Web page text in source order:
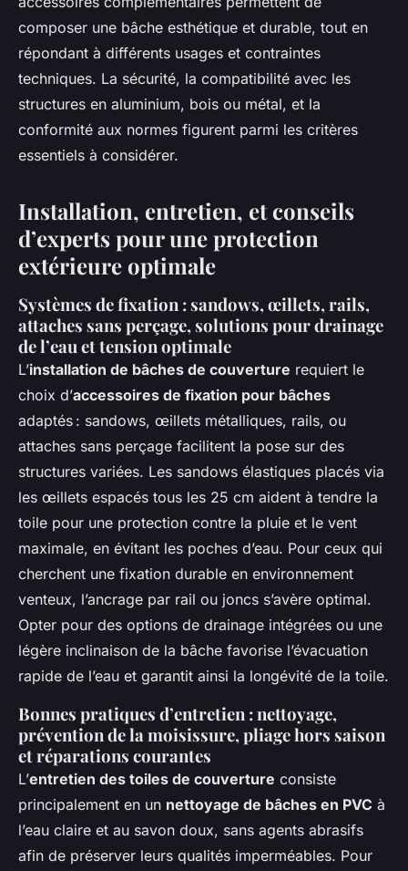
composer une bâche esthétique et durable, tout en
répondant à différents usages et contraintes
techniques. La sécurité, la compatibilité avec les
structures en aluminium, bois ou métal, et la
conformité aux normes figurent parmi les critères
essentiels à considérer.
Installation, entretien, et conseils
d’experts pour une protection
extérieure optimale
Systèmes de fixation : sandows, œillets, rails,
attaches sans perçage, solutions pour drainage
de l’eau et tension optimale
L’installation de bâches de couverture requiert le
choix d’accessoires de fixation pour bâches
adaptés : sandows, œillets métalliques, rails, ou
attaches sans perçage facilitent la pose sur des
structures variées. Les sandows élastiques placés via
les œillets espacés tous les 25 cm aident à tendre la
toile pour une protection contre la pluie et le vent
maximale, en évitant les poches d’eau. Pour ceux qui
cherchent une fixation durable en environnement
venteux, l’ancrage par rail ou joncs s’avère optimal.
Opter pour des options de drainage intégrées ou une
légère inclinaison de la bâche favorise l’évacuation
rapide de l’eau et garantit ainsi la longévité de la toile.
Bonnes pratiques d’entretien : nettoyage,
prévention de la moisissure, pliage hors saison
et réparations courantes
L’entretien des toiles de couverture consiste
principalement en un nettoyage de bâches en PVC à
l’eau claire et au savon doux, sans agents abrasifs
afin de préserver leurs qualités imperméables. Pour